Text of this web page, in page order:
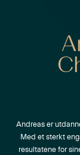
Andreas er
Med et sterkt
resultatene for